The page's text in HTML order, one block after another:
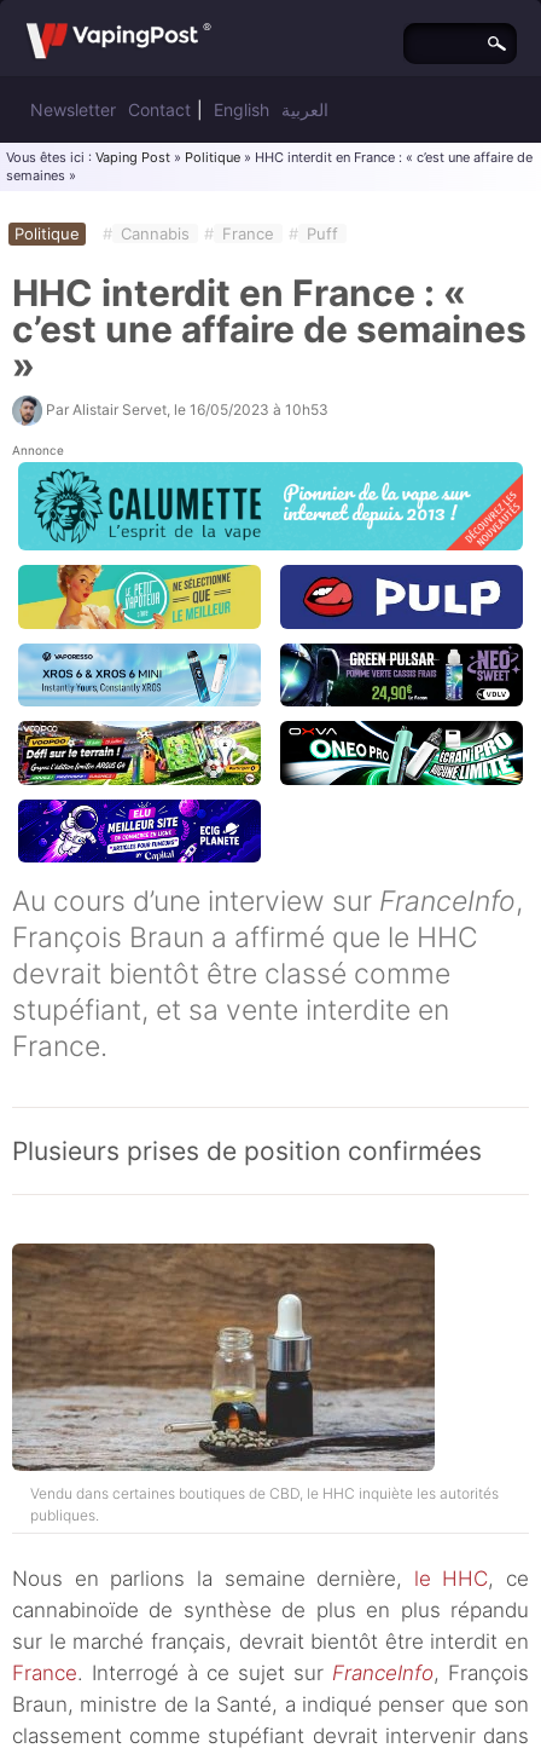
Newsletter Contact English العربية
Vous êtes ici : Vaping Post » Politique » HHC interdit en France : « c’est une affaire de
semaines »
Politique # Cannabis # France # Puff
HHC interdit en France : «
c’est une affaire de semaines
»
Par Alistair Servet , le 16/05/2023 à 10h53
Annonce
Au cours d’une interview sur FranceInfo,
François Braun a affirmé que le HHC
devrait bientôt être classé comme
stupéfiant, et sa vente interdite en
France.
Plusieurs prises de position confirmées
Vendu dans certaines boutiques de CBD, le HHC inquiète les autorités
publiques.
Nous en parlions la semaine dernière, le HHC, ce
cannabinoïde de synthèse de plus en plus répandu
sur le marché français, devrait bientôt être interdit en
France. Interrogé à ce sujet sur FranceInfo, François
Braun, ministre de la Santé, a indiqué penser que son
classement comme stupéfiant devrait intervenir dans